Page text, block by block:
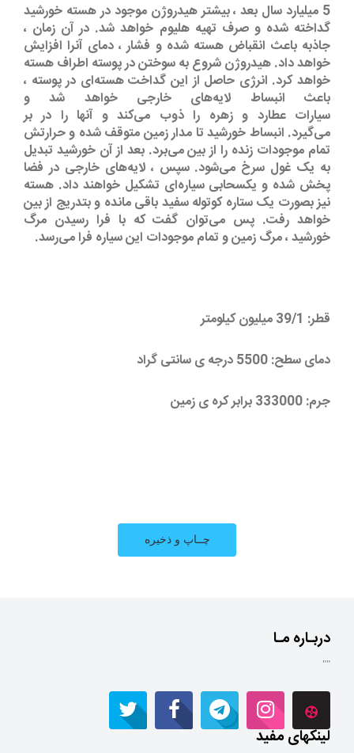
5 میلیارد سال بعد ، بیشتر هیدروژن موجود در هسته خورشید
گداخته شده و صرف تهیه هلیوم خواهد شد. در آن زمان ،
جاذبه باعث انقباض هسته شده و فشار ، دمای آنرا افزایش
خواهد داد. هیدروژن شروع به سوختن در پوسته اطراف هسته
خواهد کرد. انرژی حاصل از این گداخت هسته‌ای در پوسته ،
باعث انبساط لایه‌های خارجی خواهد شد و
سیارات عطارد و زهره را ذوب می‌کند و آنها را در بر
می‌گیرد. انبساط خورشید تا مدار زمین متوقف شده و حرارتش
تمام موجودات زنده را از بین می‌برد. بعد از آن خورشید تبدیل
به یک غول سرخ می‌شود. سپس ، لایه‌های خارجی در فضا
پخش شده و یکسحابی سیاره‌ای تشکیل خواهند داد. هسته
نیز بصورت یک ستاره کوتوله سفید باقی مانده و بتدریج از بین
خواهد رفت. پس می‌توان گفت که با فرا رسیدن مرگ
خورشید ، مرگ زمین و تمام موجودات این سیاره فرا می‌رسد.
قطر: 39/1 میلیون کیلومتر
دمای سطح: 5500 درجه ی سانتی گراد
جرم: 333000 برابر کره ی زمین
دربـاره مـا
""
لینکهای مفید